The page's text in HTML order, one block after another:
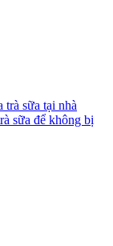
sữa tại nhà
sữa để không bị